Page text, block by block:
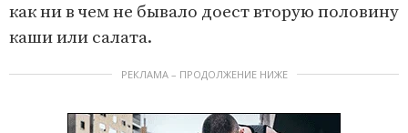
как ни в чем не бывало доест вторую половину
каши или салата.
РЕКЛАМА – ПРОДОЛЖЕНИЕ НИЖЕ